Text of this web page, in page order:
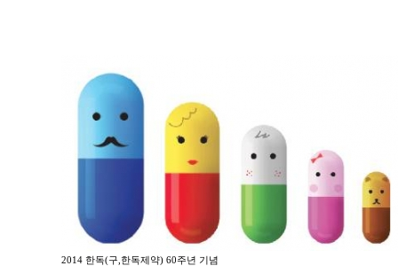
2014 한독(구,한독제약) 60주년 기념